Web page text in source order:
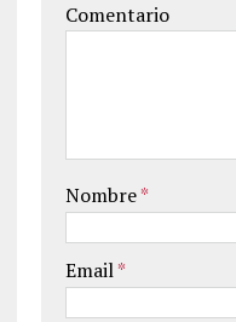
Comentario
Nombre*
Email*